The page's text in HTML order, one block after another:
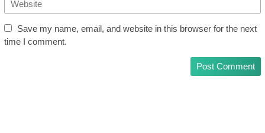
Save my name, email, and website in this browser for the next
time I comment.